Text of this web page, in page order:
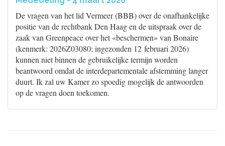
De vragen van het lid Vermeer (BBB) over de onafhankelijke
positie van de rechtbank Den Haag en de uitspraak over de
zaak van Greenpeace over het «beschermen» van Bonaire
(kenmerk: 2026Z03080; ingezonden 12 februari 2026)
kunnen niet binnen de gebruikelijke termijn worden
beantwoord omdat de interdepartementale afstemming langer
duurt. Ik zal uw Kamer zo spoedig mogelijk de antwoorden
op de vragen doen toekomen.